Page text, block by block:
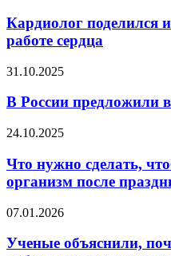
интересными
фактами
о
сердца
Кардиолог поделился
работе сердца
В
предложили
изменения
ОМС
31.10.2025
В России предложили
Что
сделать,
чтобы
восстановить
после
24.10.2025
Что нужно сделать,
организм после
Ученые
почему
07.01.2026
Ученые объяснили,